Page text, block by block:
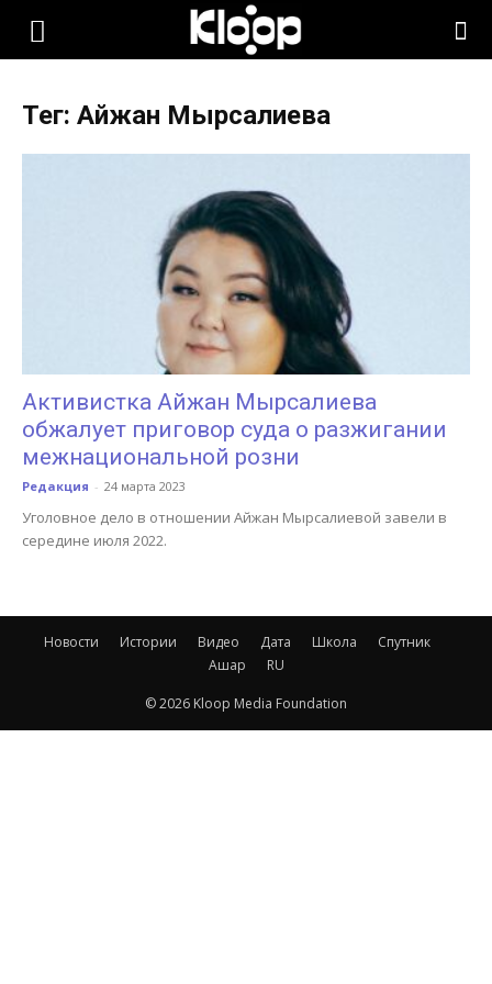
KLOOP.KG
Тег: Айжан Мырсалиева
Активистка Айжан Мырсалиева
обжалует приговор суда о разжигании
межнациональной розни
Редакция - 24 марта 2023
Уголовное дело в отношении Айжан Мырсалиевой завели в
середине июля 2022.
Новости Истории Видео Дата Школа
Спутник
Ашар
RU
© 2026 Kloop Media Foundation